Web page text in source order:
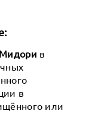
Мидори в
в
или